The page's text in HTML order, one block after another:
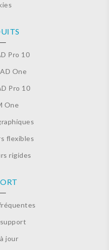
Pro 10
One
Pro 10
One
flexibles
rigides
jour